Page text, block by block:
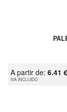
A partir de: 6.41 €
IVA INCLUIDO